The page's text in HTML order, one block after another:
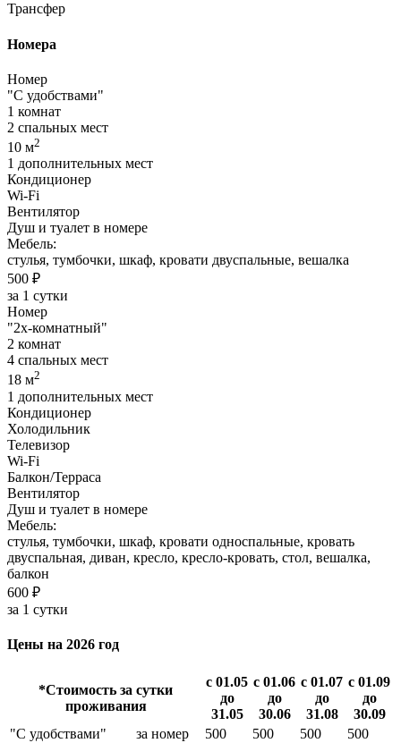
Трансфер
Номера
Номер
"С удобствами"
1 комнат
2 спальных мест
10 м2
1 дополнительных мест
Кондиционер
Wi-Fi
Вентилятор
Душ и туалет в номере
Мебель:
стулья, тумбочки, шкаф, кровати двуспальные, вешалка
500 ₽
за 1 сутки
Номер
"2х-комнатный"
2 комнат
4 спальных мест
18 м2
1 дополнительных мест
Кондиционер
Холодильник
Телевизор
Wi-Fi
Балкон/Терраса
Вентилятор
Душ и туалет в номере
Мебель:
стулья, тумбочки, шкаф, кровати односпальные, кровать
двуспальная, диван, кресло, кресло-кровать, стол, вешалка,
балкон
600 ₽
за 1 сутки
Цены на 2026 год
*Стоимость за сутки
проживания
с 01.05
до
31.05
с 01.06
до
30.06
с 01.07
до
31.08
с 01.09
до
30.09
"С удобствами"
за номер 500 500 500
500